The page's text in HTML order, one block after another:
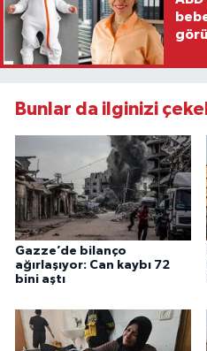
Bunlar da ilginizi
Gazze’de bilanço
ağırlaşıyor: Can kaybı 72
bini aştı